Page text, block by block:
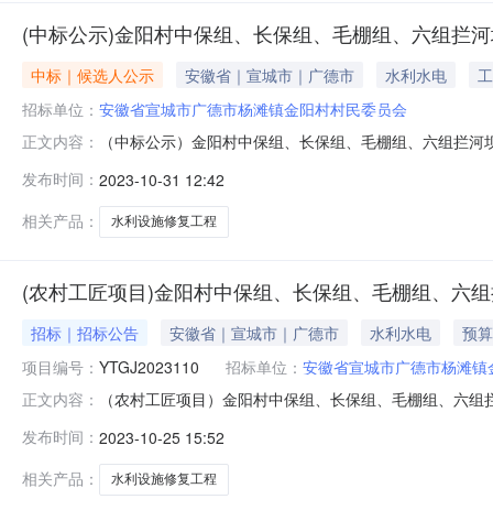
(中标公示)金阳村中保组、长保组、毛棚组、六组拦
中标｜候选人公示 安徽省｜宣城市｜广德市 水利水电
招标单位： 安徽省宣城市广德市杨滩镇金阳村村民委员会
正文内容：
（中标公示）金阳村中保组、长保组、毛棚组、六组拦
元）公示时间2023年10月31日至2023年11月03日举报
发布时间： 2023-10-31 12:42
相关产品：
水利设施修复工程
(农村工匠项目)金阳村中保组、长保组、毛棚组、六
招标｜招标公告 安徽省｜宣城市｜广德市 水利水电
预
项目编号： YTGJ2023110 招标单位： 安徽省宣城市广德市杨滩
正文内容：
（农村工匠项目）金阳村中保组、长保组、毛棚组、六
金来源：财政资金5、资格审查：资格后审二、项目概况
等。3、初始控制价：人民币
发布时间： 2023-10-25 15:52
相关产品：
水利设施修复工程